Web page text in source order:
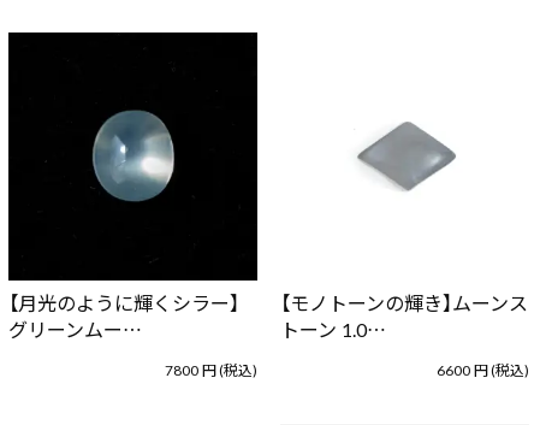
【月光のように輝くシラー】
グリーンムー…
7800円(税込)
【モノトーンの輝き】ムーンス
トーン 1.0…
6600円(税込)